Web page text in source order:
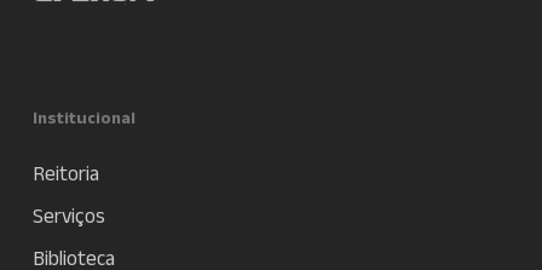
Institucional
Reitoria
Serviços
Biblioteca